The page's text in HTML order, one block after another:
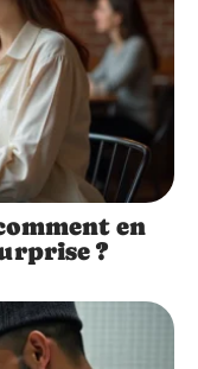
en
?